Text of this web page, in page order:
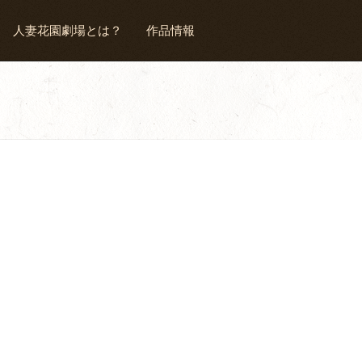
人妻花園劇場とは？ 作品情報